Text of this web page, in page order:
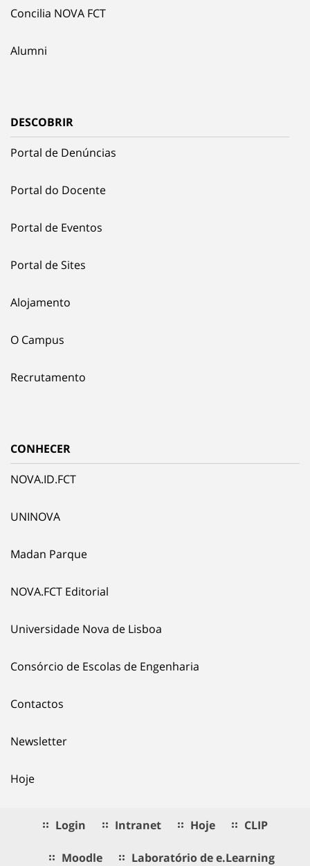
Concilia NOVA FCT
Alumni
DESCOBRIR
Portal de Denúncias
Portal do Docente
Portal de Eventos
Portal de Sites
Alojamento
O Campus
Recrutamento
CONHECER
NOVA.ID.FCT
UNINOVA
Madan Parque
NOVA.FCT Editorial
Universidade Nova de Lisboa
Consórcio de Escolas de Engenharia
Contactos
Newsletter
Hoje
Login Intranet Hoje CLIP
Moodle Laboratório de e.Learning